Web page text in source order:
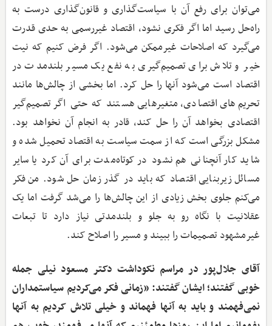
می‌توان برای رفع آن با سیاست‌گذاری و قانون‌گذاری درست به
راه‌حل رسید اما اگر فکری نشود، اقتصاد غیررسمی به حدی قدرت
می‌گیرد که اصلاحات غیرممکن می‌شود. اگر فرض کنیم که نیت
خیر و تلاش برای تصمیم‌گیری به نفع یک مسیر بلندمدت در
اقتصاد است می‌شود آنها را حل کرد. اما بخشی از چالش‌ها مانند
تحریم‌های اقتصادی، متغیرهایی هستند که حتی اگر تصمیم‌گیر
اقتصادی بخواهد آن را حل کند، قادر به انجام آن نخواهد بود.
مشکل بزرگی است که از سمت سیاست به اقتصاد تحمیل شده و
شاید کار آنچنانی هم نشود در کوتاه‌مدت برای آن کرد یا سایر
مسائل زیربنایی اقتصاد که باید در گذر زمان حل شود. من فکر
می‌کنم جلوی بخش زیادی از این چالش‌ها را می‌شد گرفت اما یک
عقلانیت با نگاه رو به جلو و بلندمدتی نیاز دارد تا تبعات
غیرمشهود تصمیمات را ببیند و مسیر را اصلاح کند.
آقای جلال‌پور در مراسم نکوداشت دکتر مسعود نیلی جمله
خوبی گفتند؛ ایشان گفتند: «زمانی فکر می‌کردیم سیاستمداران
نمی‌فهمند و باید به آنها فهماند و خیلی تلاش کردیم به آنها